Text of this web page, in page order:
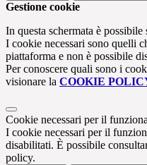
Gestione cookie
In questa schermata è
I cookie necessari sono quelli
piattaforma e non è possibile
Per conoscere quali sono i
visionare la COOKIE
Cookie necessari per il
I cookie necessari per il
disabilitati. È possibile
policy.